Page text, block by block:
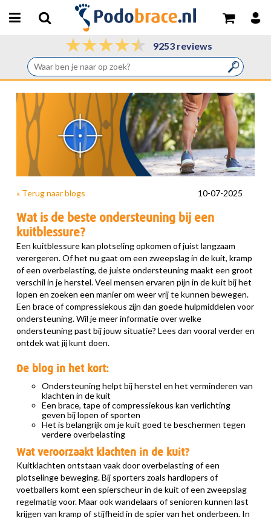
9253 reviews
« Terug naar blogs 10-07-2025
Wat is de beste ondersteuning bij een
kuitblessure?
Een kuitblessure kan plotseling opkomen of juist langzaam
verergeren. Of het nu gaat om een zweepslag in de kuit, kramp
of een overbelasting, de juiste ondersteuning maakt een groot
verschil in je herstel. Veel mensen ervaren pijn in de kuit bij het
lopen en zoeken een manier om weer vrij te kunnen bewegen.
Een brace of compressiekous zijn dan goede hulpmiddelen voor
ondersteuning. Wil je meer informatie over welke
ondersteuning past bij jouw situatie? Lees dan vooral verder en
ontdek wat jij kunt doen.
De blog in het kort:
Ondersteuning helpt bij herstel en het verminderen van
klachten in de kuit
Een brace, tape of compressiekous kan verlichting
geven bij lopen of sporten
Het is belangrijk om je kuit goed te beschermen tegen
verdere overbelasting
Wat veroorzaakt klachten in de kuit?
Kuitklachten ontstaan vaak door overbelasting of een
plotselinge beweging. Bij sporters zoals hardlopers of
voetballers komt een spierscheur in de kuit of een zweepslag
regelmatig voor. Maar ook wandelaars of senioren kunnen last
krijgen van kramp of stijfheid in de spier van het onderbeen. In